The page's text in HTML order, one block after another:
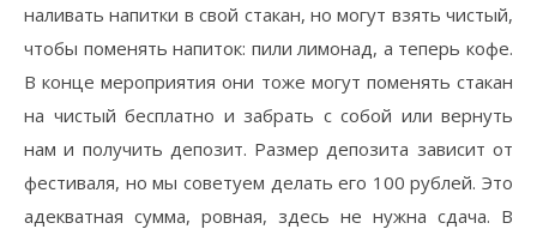
наливать напитки в свой стакан, но могут взять чистый,
чтобы поменять напиток: пили лимонад, а теперь кофе.
В конце мероприятия они тоже могут поменять стакан
на чистый бесплатно и забрать с собой или вернуть
нам и получить депозит. Размер депозита зависит от
фестиваля, но мы советуем делать его 100 рублей. Это
адекватная сумма, ровная, здесь не нужна сдача. В